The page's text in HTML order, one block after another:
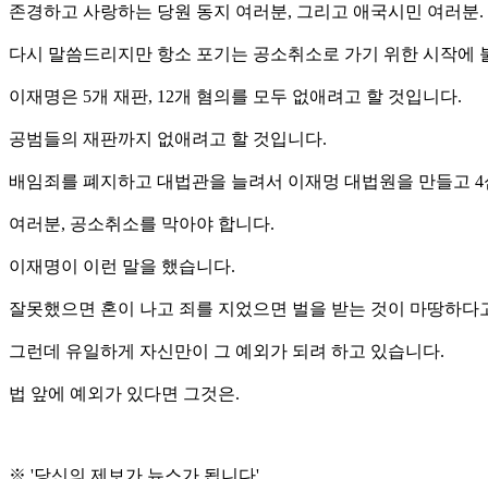
존경하고 사랑하는 당원 동지 여러분, 그리고 애국시민 여러분.
다시 말씀드리지만 항소 포기는 공소취소로 가기 위한 시작에
이재명은 5개 재판, 12개 혐의를 모두 없애려고 할 것입니다.
공범들의 재판까지 없애려고 할 것입니다.
배임죄를 폐지하고 대법관을 늘려서 이재멍 대법원을 만들고
여러분, 공소취소를 막아야 합니다.
이재명이 이런 말을 했습니다.
잘못했으면 혼이 나고 죄를 지었으면 벌을 받는 것이 마땅하다
그런데 유일하게 자신만이 그 예외가 되려 하고 있습니다.
법 앞에 예외가 있다면 그것은.
※ '당신의 제보가 뉴스가 됩니다'